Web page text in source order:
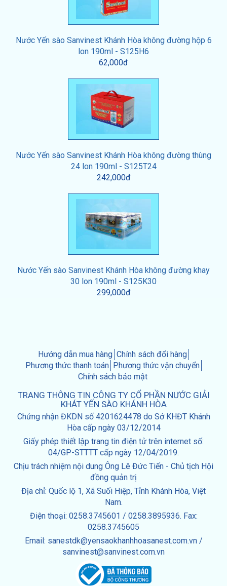
Nước Yến sào Sanvinest Khánh Hòa không đường hộp 6
lon 190ml - S125H6
62,000đ
Nước Yến sào Sanvinest Khánh Hòa không đường thùng
24 lon 190ml - S125T24
242,000đ
Nước Yến sào Sanvinest Khánh Hòa không đường khay
30 lon 190ml - S125K30
299,000đ
Hướng dẫn mua hàng Chính sách đổi hàng
Phương thức thanh toán Phương thức vận chuyển
Chính sách bảo mật
TRANG THÔNG TIN CÔNG TY CỔ PHẦN NƯỚC GIẢI
KHÁT YẾN SÀO KHÁNH HÒA
Chứng nhận ĐKDN số 4201624478 do Sở KHĐT Khánh
Hòa cấp ngày 03/12/2014
Giấy phép thiết lập trang tin điện tử trên internet số:
04/GP-STTTT cấp ngày 12/04/2019.
Chịu trách nhiệm nội dung Ông Lê Đức Tiến - Chủ tịch Hội
đồng quản trị
Địa chỉ: Quốc lộ 1, Xã Suối Hiệp, Tỉnh Khánh Hòa, Việt
Nam.
Điện thoại: 0258.3745601 / 0258.3895936. Fax:
0258.3745605
Email: sanestdk@yensaokhanhhoasanest.com.vn /
sanvinest@sanvinest.com.vn